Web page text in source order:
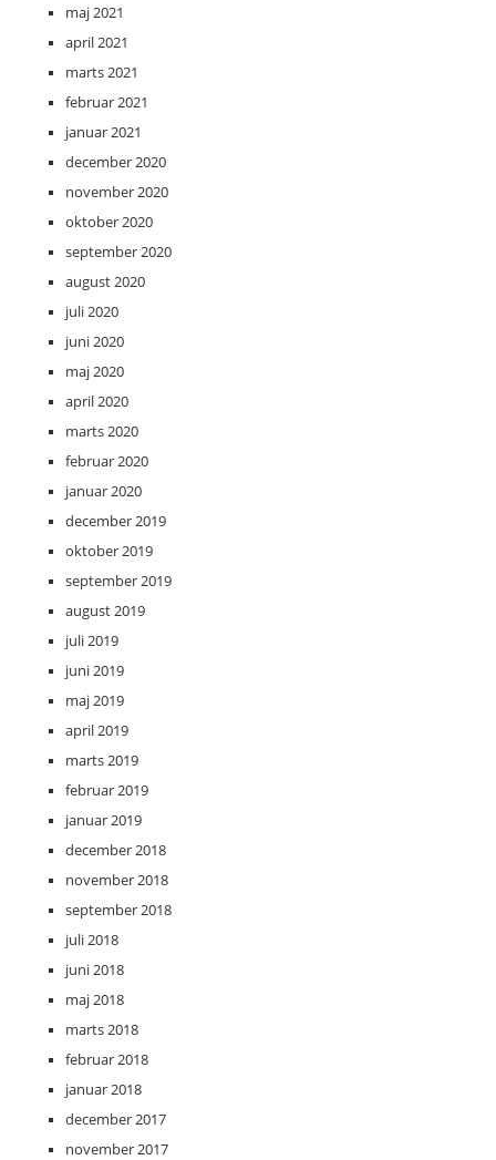
maj 2021
april 2021
marts 2021
februar 2021
januar 2021
december 2020
november 2020
oktober 2020
september 2020
august 2020
juli 2020
juni 2020
maj 2020
april 2020
marts 2020
februar 2020
januar 2020
december 2019
oktober 2019
september 2019
august 2019
juli 2019
juni 2019
maj 2019
april 2019
marts 2019
februar 2019
januar 2019
december 2018
november 2018
september 2018
juli 2018
juni 2018
maj 2018
marts 2018
februar 2018
januar 2018
december 2017
november 2017